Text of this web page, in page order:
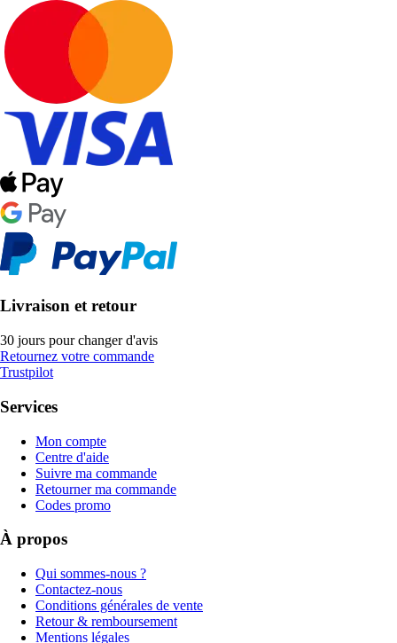
Livraison et retour
30 jours pour changer d'avis
Retournez votre commande
Trustpilot
Services
Mon compte
Centre d'aide
Suivre ma commande
Retourner ma commande
Codes promo
À propos
Qui sommes-nous ?
Contactez-nous
Conditions générales de vente
Retour & remboursement
Mentions légales